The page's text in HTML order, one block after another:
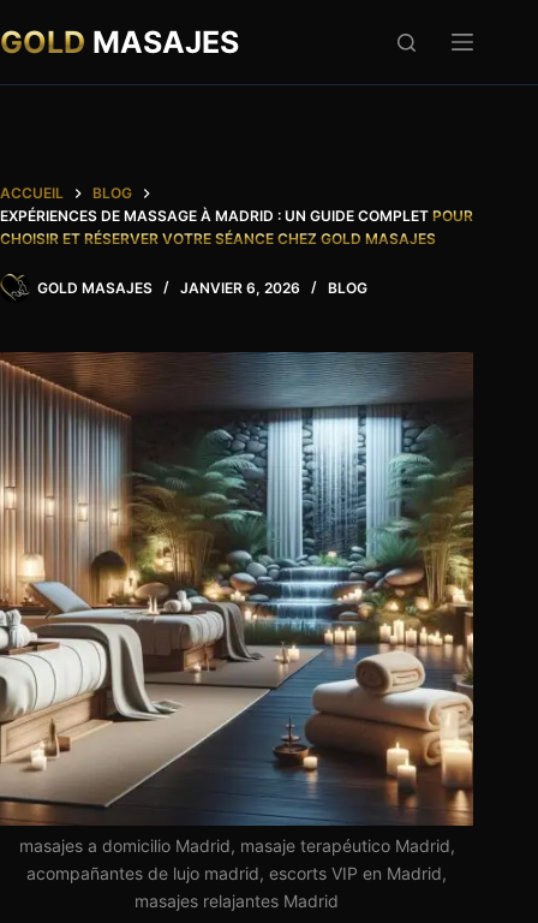
au
contenu
GOLD MASAJES
ACCUEIL
BLOG
EXPÉRIENCES DE MASSAGE À MADRID : UN GUIDE COMPLET POUR
CHOISIR ET RÉSERVER VOTRE SÉANCE CHEZ GOLD MASAJES
GOLD MASAJES JANVIER 6, 2026 BLOG
masajes a domicilio Madrid, masaje terapéutico Madrid,
acompañantes de lujo madrid, escorts VIP en Madrid,
masajes relajantes Madrid